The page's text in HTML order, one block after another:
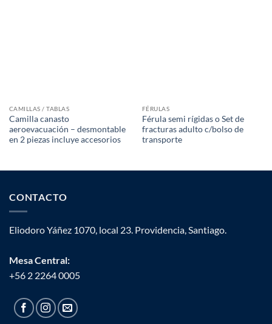
CAMILLAS / TABLAS
Camilla canasto
aeroevacuación – desmontable
en 2 piezas incluye accesorios
FÉRULAS
Férula semi rígidas o Set de
fracturas adulto c/bolso de
transporte
CONTACTO
Eliodoro Yáñez 1070, local 23. Providencia, Santiago.
Mesa Central:
+56 2 2264 0005